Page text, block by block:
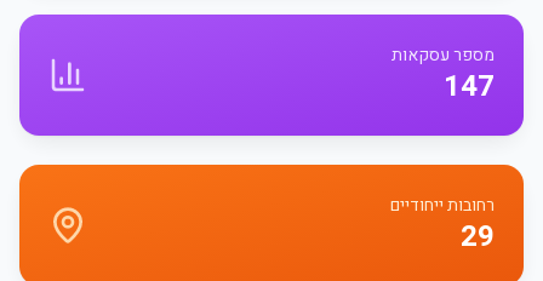
מספר עסקאות
147
רחובות ייחודיים
29